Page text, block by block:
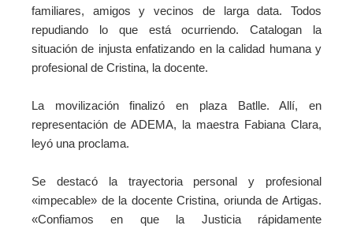
familiares, amigos y vecinos de larga data. Todos
repudiando lo que está ocurriendo. Catalogan la
situación de injusta enfatizando en la calidad humana y
profesional de Cristina, la docente.
La movilización finalizó en plaza Batlle. Allí, en
representación de ADEMA, la maestra Fabiana Clara,
leyó una proclama.
Se destacó la trayectoria personal y profesional
«impecable» de la docente Cristina, oriunda de Artigas.
«Confiamos en que la Justicia rápidamente